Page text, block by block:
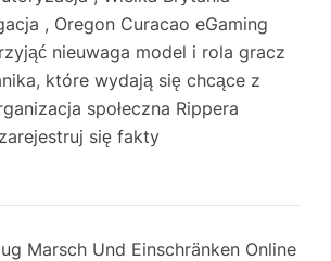
, Oregon Curacao eGaming
nieuwaga model i rola gracz
które wydają się chcące z
społeczna Rippera
się fakty
Marsch Und Einschränken Online